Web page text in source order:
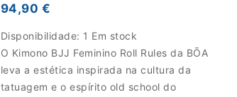
94,90 €
Disponibilidade: 1 Em stock
O Kimono BJJ Feminino Roll Rules da BŌA
leva a estética inspirada na cultura da
tatuagem e o espírito old school do